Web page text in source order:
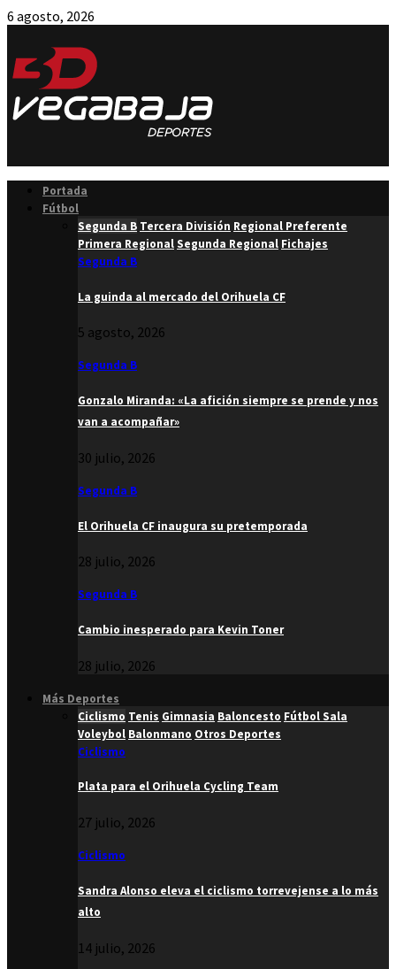
6 agosto, 2026
Portada
Fútbol
Segunda B Tercera División Regional Preferente
Primera RegionalSegunda Regional Fichajes
Segunda B
La guinda al mercado del Orihuela CF
5 agosto, 2026
Segunda B
Gonzalo Miranda: «La afición siempre se prende y nos
van a acompañar»
30 julio, 2026
Segunda B
El Orihuela CF inaugura su pretemporada
28 julio, 2026
Segunda B
Cambio inesperado para Kevin Toner
28 julio, 2026
Más Deportes
Ciclismo Tenis Gimnasia Baloncesto Fútbol Sala
Voleybol Balonmano Otros Deportes
Ciclismo
Plata para el Orihuela Cycling Team
27 julio, 2026
Ciclismo
Sandra Alonso eleva el ciclismo torrevejense a lo más
alto
14 julio, 2026